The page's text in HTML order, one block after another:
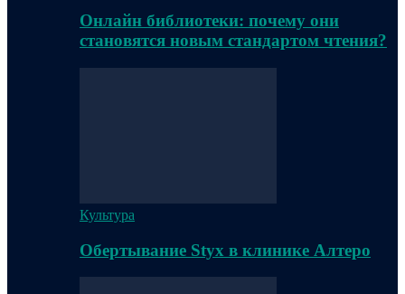
Онлайн библиотеки: почему они
становятся новым стандартом чтения?
Культура
Обертывание Styx в клинике Алтеро